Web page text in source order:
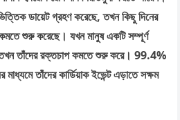
ডায়েট গ্রহণ করেছে, তখন কিছু দিনের
শুরু করেছে। যখন মানুষ একটি সম্পূর্ণ
তাঁদের রক্তচাপ কমতে শুরু করে। 99.4%
তাঁদের কার্ডিয়াক ইভেন্ট এড়াতে সক্ষম